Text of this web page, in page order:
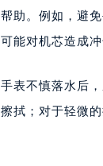
30层05室（需
室（需提前预约
融中心写字楼
室（需提前预
助。例如，避
能对机芯造成冲
表不慎落水后
拭；对于轻微